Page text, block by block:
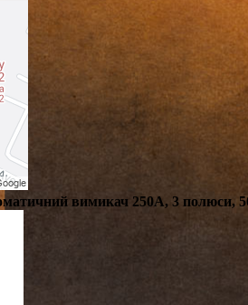
вимикач 250А, 3 полюси,